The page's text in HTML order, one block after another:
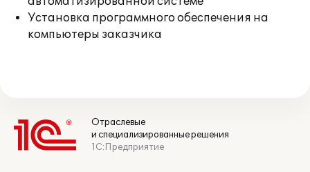
Установка программного обеспечения на
компьютеры заказчика
Отраслевые
и специализированные решения
1С:Предприятие